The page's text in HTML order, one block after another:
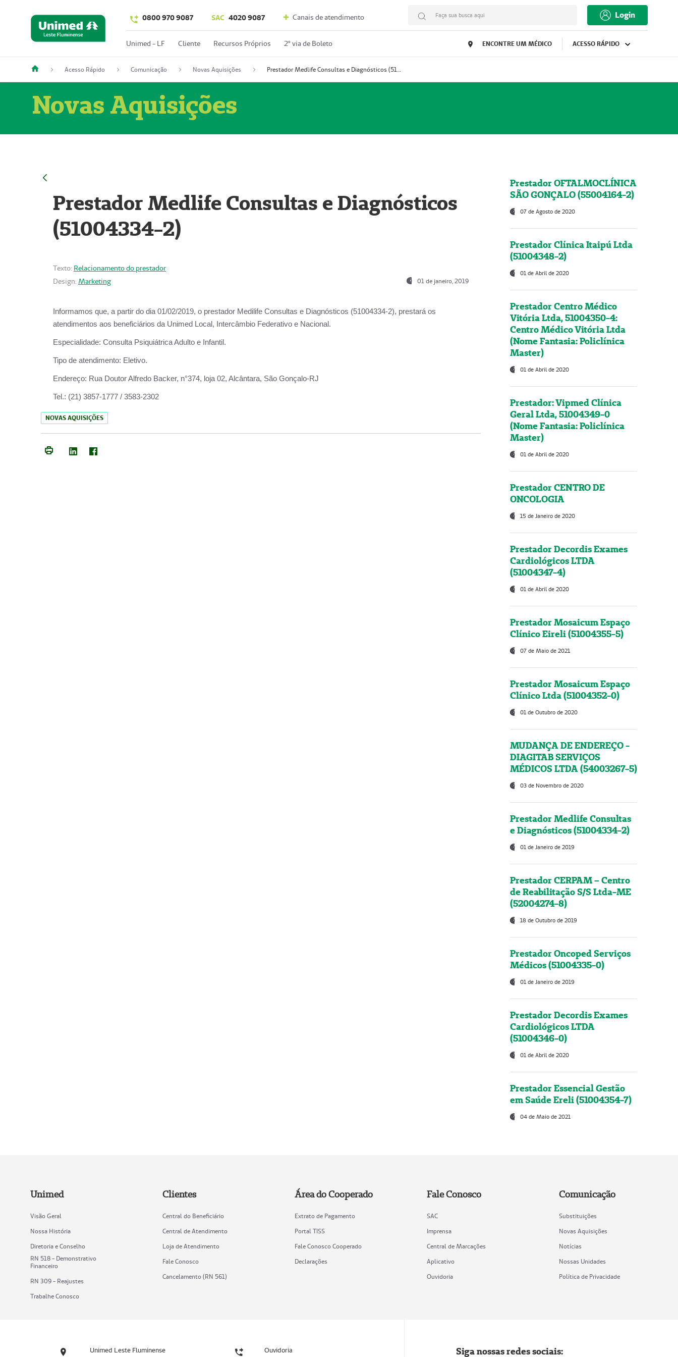
0800 970 9087 SAC 4020 9087 Canais de atendimento Faça sua busca aqui Login
Unimed - LF Cliente Recursos Próprios 2º via de Boleto ENCONTRE UM MÉDICO ACESSO RÁPIDO
Acesso Rápido Comunicação Novas Aquisições Prestador Medlife Consultas e Diagnósticos (51004334-2)
Novas Aquisições
Prestador Medlife Consultas e Diagnósticos
(51004334-2)
Texto: Relacionamento do prestador
Design: Marketing 01 de janeiro, 2019
Informamos que, a partir do dia 01/02/2019, o prestador Medilife Consultas e Diagnósticos (51004334-2), prestará os
atendimentos aos beneficiários da Unimed Local, Intercâmbio Federativo e Nacional.
Especialidade: Consulta Psiquiátrica Adulto e Infantil.
Tipo de atendimento: Eletivo.
Endereço: Rua Doutor Alfredo Backer, n°374, loja 02, Alcântara, São Gonçalo-RJ
Tel.: (21) 3857-1777 / 3583-2302
NOVAS AQUISIÇÕES
Prestador OFTALMOCLÍNICA
SÃO GONÇALO (55004164-2)
07 de Agosto de 2020
Prestador Clínica Itaipú Ltda
(51004348-2)
01 de Abril de 2020
Prestador Centro Médico
Vitória Ltda, 51004350-4:
Centro Médico Vitória Ltda
(Nome Fantasia: Policlínica
Master)
01 de Abril de 2020
Prestador: Vipmed Clínica
Geral Ltda, 51004349-0
(Nome Fantasia: Policlínica
Master)
01 de Abril de 2020
Prestador CENTRO DE
ONCOLOGIA
15 de Janeiro de 2020
Prestador Decordis Exames
Cardiológicos LTDA
(51004347-4)
01 de Abril de 2020
Prestador Mosaicum Espaço
Clínico Eireli (51004355-5)
07 de Maio de 2021
Prestador Mosaicum Espaço
Clínico Ltda (51004352-0)
01 de Outubro de 2020
MUDANÇA DE ENDEREÇO -
DIAGITAB SERVIÇOS
MÉDICOS LTDA (54003267-5)
03 de Novembro de 2020
Prestador Medlife Consultas
e Diagnósticos (51004334-2)
01 de Janeiro de 2019
Prestador CERPAM – Centro
de Reabilitação S/S Ltda-ME
(52004274-8)
18 de Outubro de 2019
Prestador Oncoped Serviços
Médicos (51004335-0)
01 de Janeiro de 2019
Prestador Decordis Exames
Cardiológicos LTDA
(51004346-0)
01 de Abril de 2020
Prestador Essencial Gestão
em Saúde Ereli (51004354-7)
04 de Maio de 2021
Unimed
Visão Geral
Nossa História
Diretoria e Conselho
RN 518 - Demonstrativo
Financeiro
RN 309 - Reajustes
Trabalhe Conosco
Clientes
Central do Beneficiário
Central de Atendimento
Loja de Atendimento
Fale Conosco
Cancelamento (RN 561)
Área do Cooperado
Extrato de Pagamento
Portal TISS
Fale Conosco Cooperado
Declarações
Fale Conosco
SAC
Imprensa
Central de Marcações
Aplicativo
Ouvidoria
Comunicação
Substituições
Novas Aquisições
Notícias
Nossas Unidades
Política de Privacidade
Unimed Leste Fluminense Ouvidoria Siga nossas redes sociais: